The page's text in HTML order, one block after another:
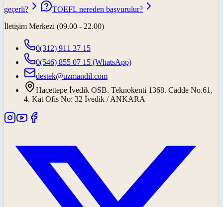
geçerli?
TOEFL nereden başvurulur?
İletişim Merkezi (09.00 - 22.00)
0(312) 911 37 15
0(546) 855 07 15 (WhatsApp)
destek@uzmandil.com
Hacettepe İvedik OSB. Teknokenti 1368. Cadde No.61,
4. Kat Ofis No: 32 İvedik / ANKARA